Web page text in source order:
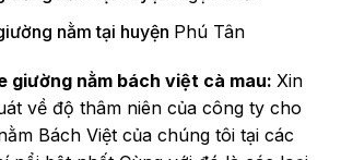
nằm tại huyện Phú Tân
giường nằm bách việt cà mau: Xin
về độ thâm niên của công ty cho
Bách Việt của chúng tôi tại các